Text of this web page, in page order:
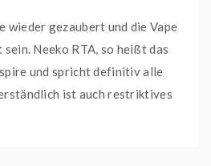
wieder gezaubert und die Vape
Neeko RTA, so heißt das
und spricht definitiv alle
ist auch restriktives